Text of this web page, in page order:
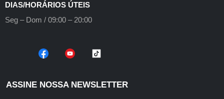
DIAS/HORÁRIOS ÚTEIS
Seg – Dom / 09:00 – 20:00
ASSINE NOSSA NEWSLETTER